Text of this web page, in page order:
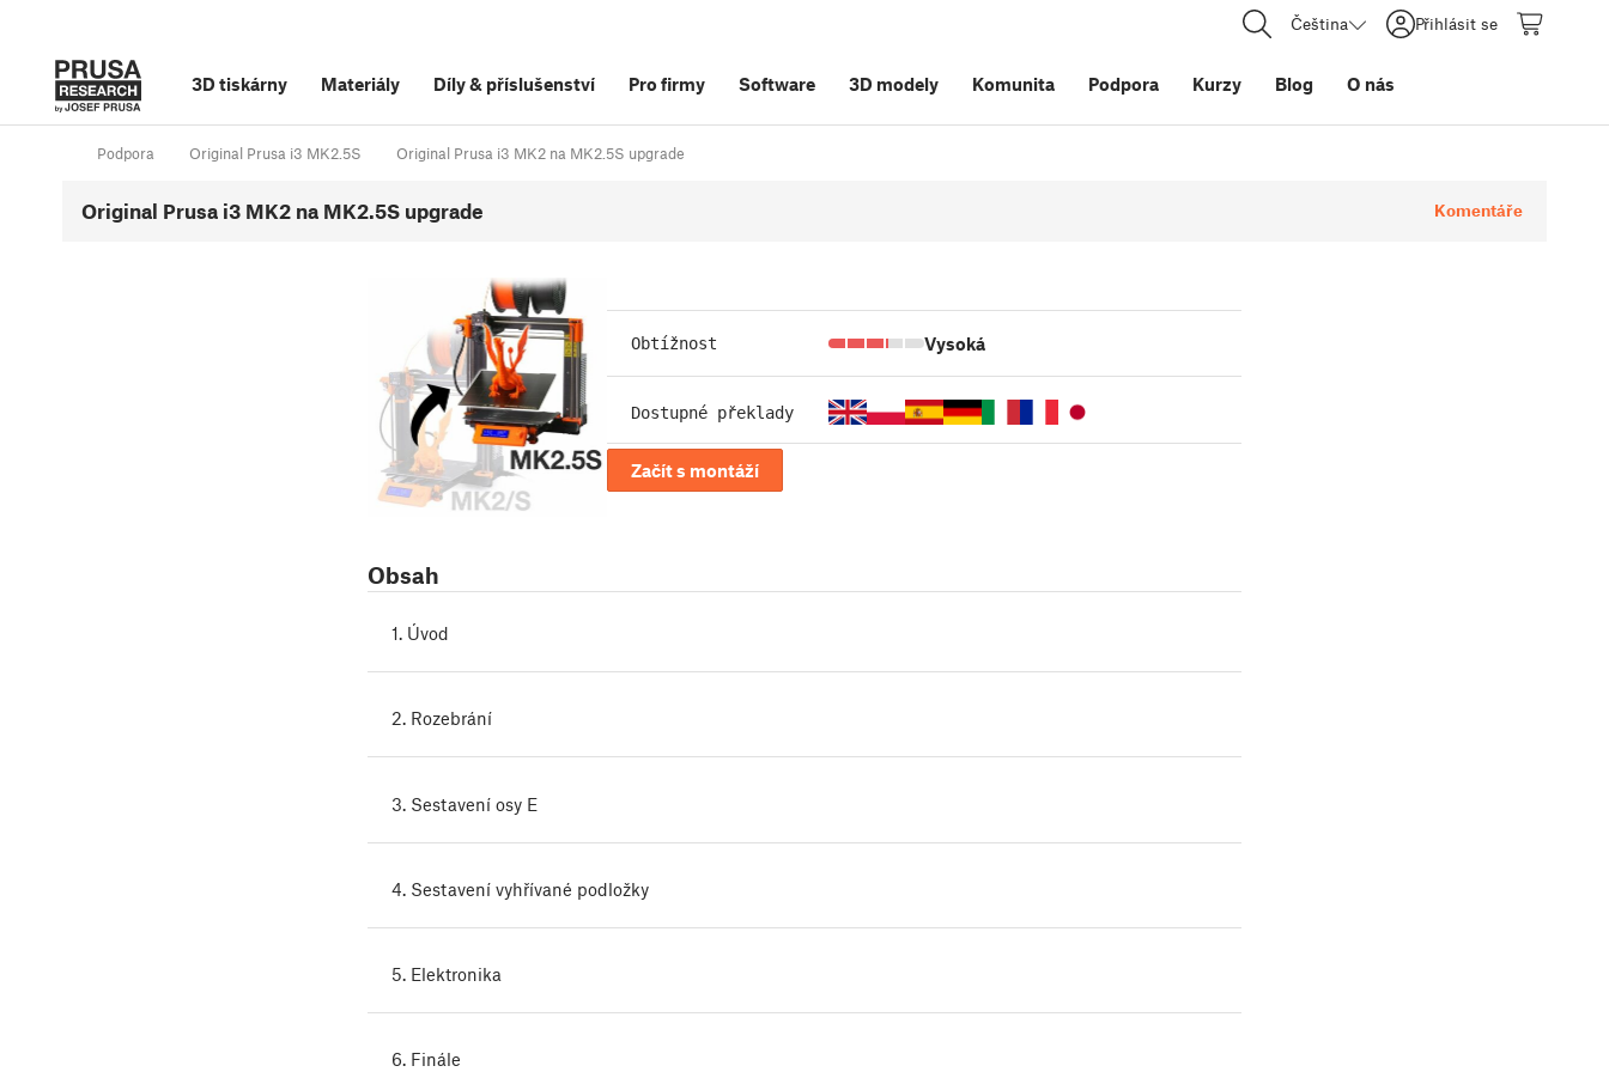
Čeština Přihlásit se
3D tiskárny Materiály Díly& příslušenství Pro firmy Software 3D modely Komunita Podpora Kurzy Blog O nás
Podpora Original Prusa i3 MK2.5S Original Prusa i3 MK2 na MK2.5S upgrade
Original Prusa i3 MK2 na MK2.5S upgrade Komentáře
Obtížnost Vysoká
Dostupné překlady
Začít s montáží
Obsah
1. Úvod
2. Rozebrání
3. Sestavení osy E
4. Sestavení vyhřívané podložky
5. Elektronika
6. Finále